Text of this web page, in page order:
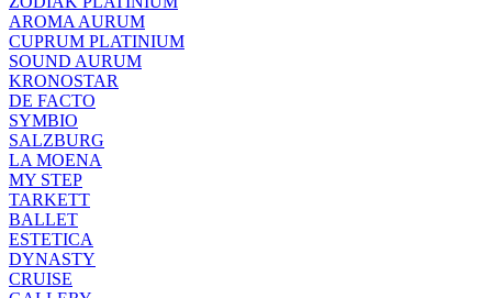
AROMA AURUM
CUPRUM PLATINIUM
SOUND AURUM
KRONOSTAR
DE FACTO
SYMBIO
SALZBURG
LA MOENA
MY STEP
TARKETT
BALLET
ESTETICA
DYNASTY
CRUISE